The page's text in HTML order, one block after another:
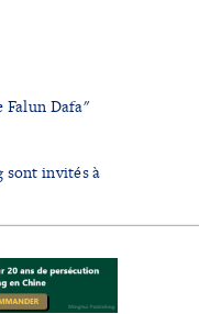
Falun Dafa"
sont invités à